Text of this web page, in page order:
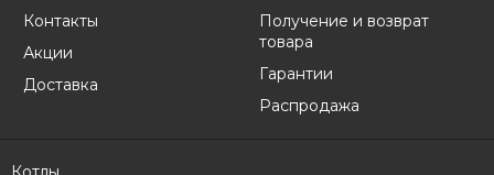
Контакты
Акции
Доставка
Получение и возврат
товара
Гарантии
Распродажа